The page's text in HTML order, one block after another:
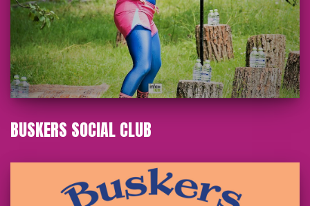
BUSKERS SOCIAL CLUB